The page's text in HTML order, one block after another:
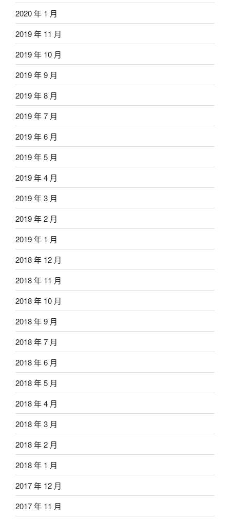
2020 年 1 月
2019 年 11 月
2019 年 10 月
2019 年 9 月
2019 年 8 月
2019 年 7 月
2019 年 6 月
2019 年 5 月
2019 年 4 月
2019 年 3 月
2019 年 2 月
2019 年 1 月
2018 年 12 月
2018 年 11 月
2018 年 10 月
2018 年 9 月
2018 年 7 月
2018 年 6 月
2018 年 5 月
2018 年 4 月
2018 年 3 月
2018 年 2 月
2018 年 1 月
2017 年 12 月
2017 年 11 月